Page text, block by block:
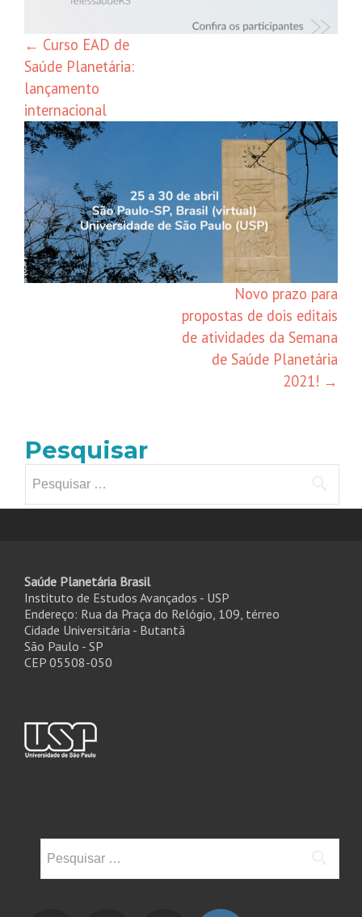
← Curso EAD de
Saúde Planetária:
lançamento
internacional
Novo prazo para
propostas de dois editais
de atividades da Semana
de Saúde Planetária
2021! →
Pesquisar
por:
Saúde Planetária Brasil
Instituto de Estudos Avançados - USP
Endereço: Rua da Praça do Relógio, 109, térreo
Cidade Universitária - Butantã
São Paulo - SP
CEP 05508-050
por: